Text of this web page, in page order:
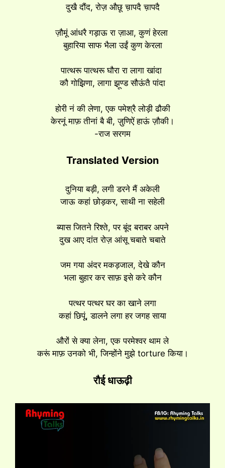
दुखै दौंद, रोज़ औछू च़ापदै च़ापदै
ज़ौमूं आंधरै गड़ाऊ रा ज़ाआ, कुणं हेरला
बुहारिया साफ भैला उईं कुण केरला
पात्थरू पात्थरू घौरा रा लागा खांदा
कौ गोझ़िणा, लागा झ़ूण्ड सौऊंतै पांदा
होरी नं की लेणा, एक पमेश्रै लोड़ी ढौकी
केरनूं माफ़ तीनां बै बी, ज़ुणिऐं हाऊं ज़ौकी।
-राज सरगम
Translated Version
दुनिया बड़ी, लगी डरने मैं अकेली
जाऊ कहां छोड़कर, साथी ना सहेली
ब्यास जितने रिश्ते, पर बूंद बराबर अपने
दुख आए दांत रोज़ आंसू चबाते चबाते
जम गया अंदर मकड़जाल, देखे कौन
भला बुहार कर साफ़ इसे करे कौन
पत्थर पत्थर घर का खाने लगा
कहां छिपूं, डालने लगा हर जगह साया
औरों से क्या लेना, एक परमेश्वर थाम ले
करूं माफ़ उनको भी, जिन्होंने मुझे torture किया।
रौई धाऊढ़ी